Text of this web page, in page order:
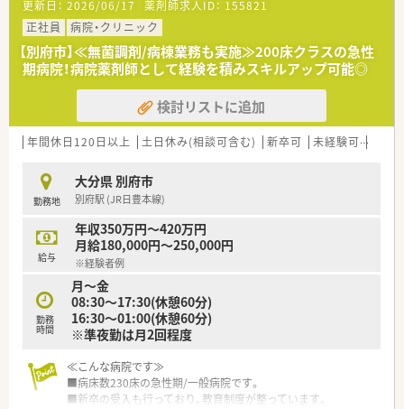
■職員寮・住宅手当(単身1万5千円・世帯2万2千円)もございま
す。
■東京ドーム3個分という広大な敷地内にあるキレイな病院で
す。
＜充実の研修制度＞
■入社後は5日間の新人研修がございます。
■病院独自の「キャリアマップ」「階層別・所属別の教育研修」な
ど成長をサポートする仕組みがあります。
更新日： 2026/06/17 薬剤師求人ID： 155821
正社員
病院・クリニック
【別府市】≪無菌調剤/病棟業務も実施≫200床クラスの急性
期病院！病院薬剤師として経験を積みスキルアップ可能◎
検討リストに追加
年間休日120日以上 土日休み(相談可含む) 新卒可 未経験可
勤務地
大分県 別府市
別府駅 (JR日豊本線)
給与
年収350万円～420万円
月給180,000円～250,000円
※経験者例
勤務
時間
月～金
08:30～17:30(休憩60分)
16:30～01:00(休憩60分)
※準夜勤は月2回程度
≪こんな病院です≫
■病床数230床の急性期/一般病院です。
■新卒の受入も行っており、教育制度が整っています。